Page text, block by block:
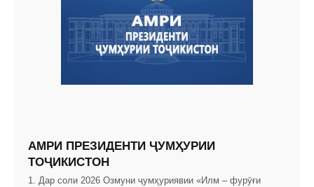
АМРИ ПРЕЗИДЕНТИ ҶУМҲУРИИ
ТОҶИКИСТОН
1. Дар соли 2026 Озмуни ҷумҳуриявии «Илм – фурӯғи